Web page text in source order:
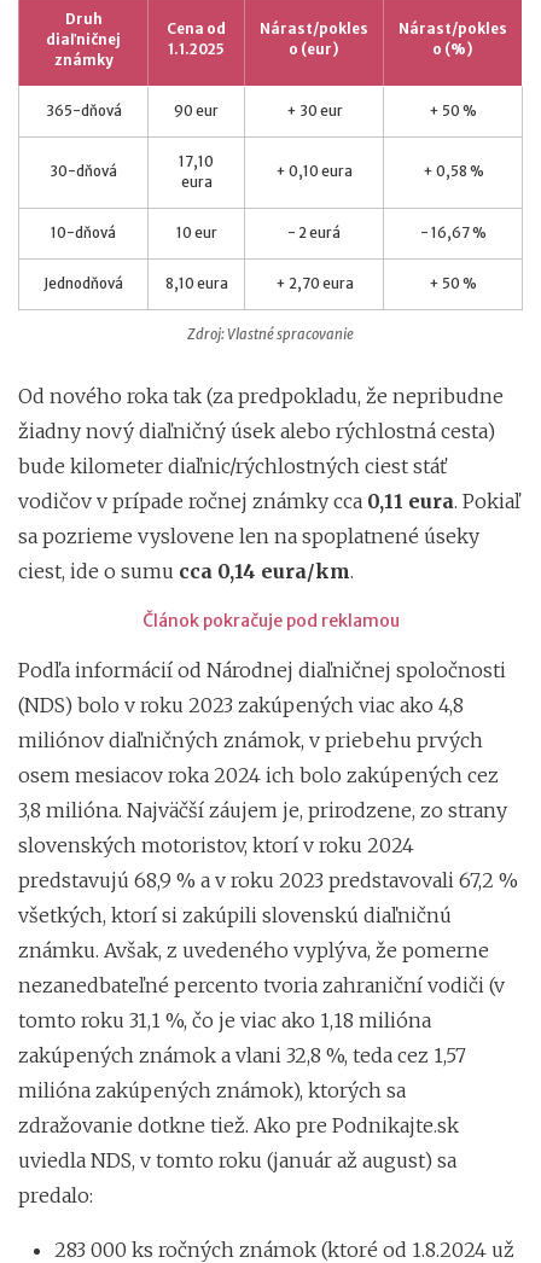
Zdroj: Vlastné spracovanie
Druh
diaľničnej
známky
Cena od
1.1.2025
Nárast/pokles
o (eur)
Nárast/pokles
o (%)
365-dňová 90 eur + 30 eur + 50 %
30-dňová
17,10
eura
+ 0,10 eura + 0,58 %
10-dňová 10 eur - 2 eurá - 16,67 %
Jednodňová 8,10 eura + 2,70 eura + 50 %
Od nového roka tak (za predpokladu, že nepribudne
žiadny nový diaľničný úsek alebo rýchlostná cesta)
bude kilometer diaľnic/rýchlostných ciest stáť
vodičov v prípade ročnej známky cca 0,11 eura. Pokiaľ
sa pozrieme vyslovene len na spoplatnené úseky
ciest, ide o sumu cca 0,14 eura/km.
Článok pokračuje pod reklamou
Podľa informácií od Národnej diaľničnej spoločnosti
(NDS) bolo v roku 2023 zakúpených viac ako 4,8
miliónov diaľničných známok, v priebehu prvých
osem mesiacov roka 2024 ich bolo zakúpených cez
3,8 milióna. Najväčší záujem je, prirodzene, zo strany
slovenských motoristov, ktorí v roku 2024
predstavujú 68,9 % a v roku 2023 predstavovali 67,2 %
všetkých, ktorí si zakúpili slovenskú diaľničnú
známku. Avšak, z uvedeného vyplýva, že pomerne
nezanedbateľné percento tvoria zahraniční vodiči (v
tomto roku 31,1 %, čo je viac ako 1,18 milióna
zakúpených známok a vlani 32,8 %, teda cez 1,57
milióna zakúpených známok), ktorých sa
zdražovanie dotkne tiež. Ako pre Podnikajte.sk
uviedla NDS, v tomto roku (január až august) sa
predalo:
283 000 ks ročných známok (ktoré od 1.8.2024 už